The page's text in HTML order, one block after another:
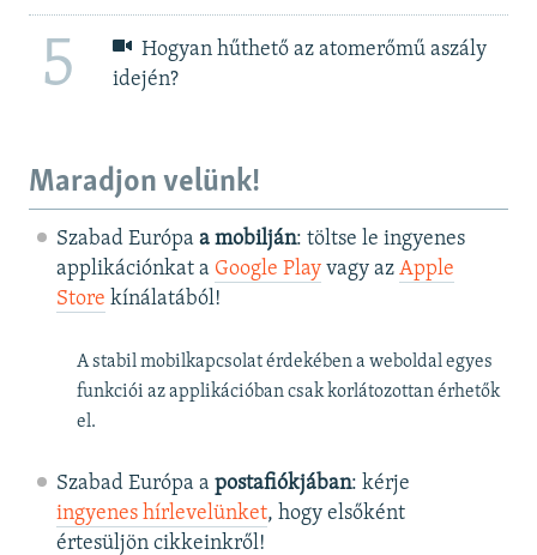
5
Hogyan hűthető az atomerőmű aszály
idején?
Maradjon velünk!
Szabad Európa a mobilján: töltse le ingyenes
applikációnkat a Google Playvagy az Apple
Store kínálatából!
A stabil mobilkapcsolat érdekében a weboldal egyes
funkciói az applikációban csak korlátozottan érhetők
el.
Szabad Európa a postafiókjában: kérje
ingyenes hírlevelünket, hogy elsőként
értesüljön cikkeinkről!